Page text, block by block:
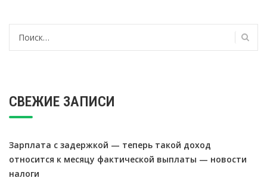
СВЕЖИЕ ЗАПИСИ
Зарплата с задержкой — теперь такой доход
относится к месяцу фактической выплаты — новости
налоги